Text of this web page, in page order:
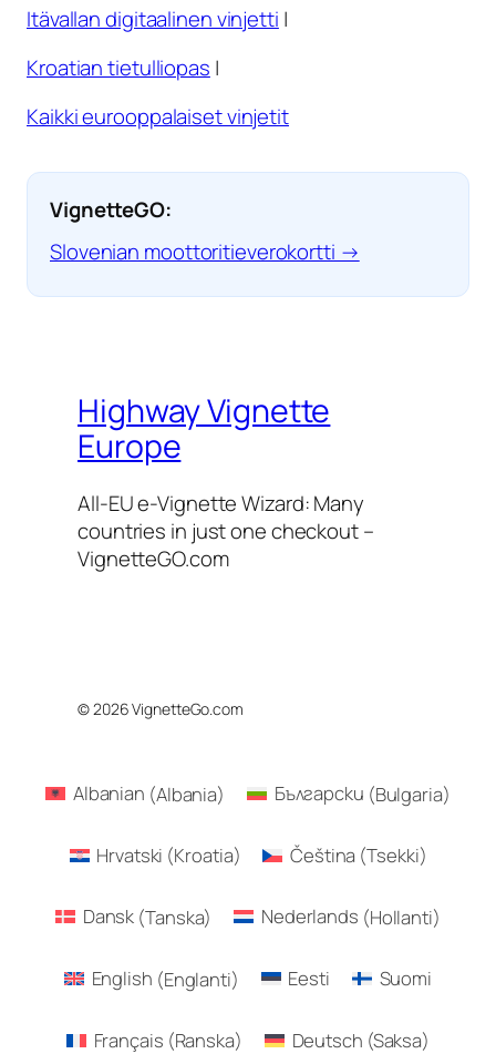
Itävallan digitaalinen vinjetti |
Kroatian tietulliopas |
Kaikki eurooppalaiset vinjetit
VignetteGO:
Slovenian moottoritieverokortti →
Highway Vignette
Europe
All-EU e-Vignette Wizard: Many
countries in just one checkout –
VignetteGO.com
© 2026 VignetteGo.com
Albanian (Albania) Български (Bulgaria)
Hrvatski (Kroatia) Čeština (Tsekki)
Dansk (Tanska) Nederlands (Hollanti)
English (Englanti) Eesti Suomi
Français (Ranska) Deutsch (Saksa)